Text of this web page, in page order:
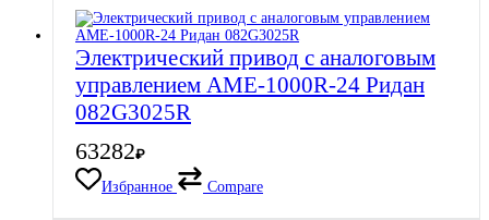
Электрический привод с аналоговым
управлением AME-1000R-24 Ридан
082G3025R
63282₽
Избранное
Compare